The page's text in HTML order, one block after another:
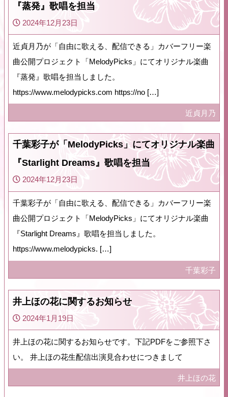
『蒸発』歌唱を担当
2024年12月23日
近貞月乃が「自由に歌える、配信できる」カバーフリー楽
曲公開プロジェクト「MelodyPicks」にてオリジナル楽曲
『蒸発』歌唱を担当しました。
https://www.melodypicks.com https://no […]
近貞月乃
千葉彩子が「MelodyPicks」にてオリジナル楽曲
『Starlight Dreams』歌唱を担当
2024年12月23日
千葉彩子が「自由に歌える、配信できる」カバーフリー楽
曲公開プロジェクト「MelodyPicks」にてオリジナル楽曲
『Starlight Dreams』歌唱を担当しました。
https://www.melodypicks. […]
千葉彩子
井上ほの花に関するお知らせ
2024年1月19日
井上ほの花に関するお知らせです。下記PDFをご参照下さ
い。 井上ほの花生配信出演見合わせにつきまして
井上ほの花